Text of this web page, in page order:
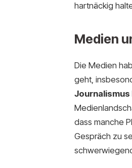
hartnäckig
Medien
Die Medien
geht,
dass manche
Gespräch zu